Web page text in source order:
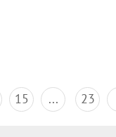
15 ... 23